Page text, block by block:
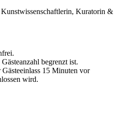
Kuratorin &
begrenzt ist.
Gästeeinlass 15 Minuten vor
wird.